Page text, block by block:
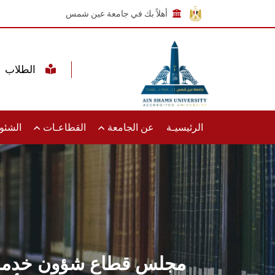
أهلاً بك في جامعة عين شمس
الرئيسيـة عن الجامعة القطاعـات
مجلس قطاع شؤون خدمة